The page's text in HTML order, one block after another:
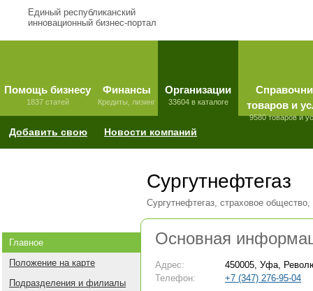
Единый республиканский
инновационный бизнес-портал
Помощь бизнесу
1837 статей
Финансы
Кредиты, лизинг
Организации
33604 в каталоге
товаров и
9580 товаров и
Добавить свою Новости компаний
Сургутнефтегаз
Сургутнефтегаз, страховое
Главное
Положение на карте
Подразделения и филиалы
Основная
Адрес:
450005, Уфа,
Телефон:
+7 (347) 276-95-04